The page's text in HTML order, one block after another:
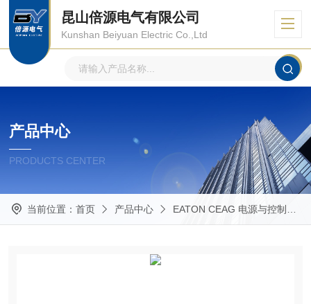
昆山倍源电气有限公司
Kunshan Beiyuan Electric Co.,Ltd
产品中心
PRODUCTS CENTER
当前位置： 首页 产品中心 EATON CEAG 电源与控制